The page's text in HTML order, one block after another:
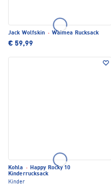
Jack Wolfskin · Waimea Rucksack
€ 59,99
Kohla · Happy Rocky 10
Kinderrucksack
Kinder